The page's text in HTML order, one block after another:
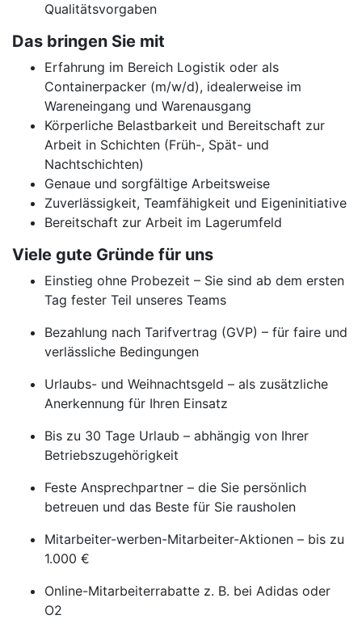
Qualitätsvorgaben
Das bringen Sie mit
Erfahrung im Bereich Logistik oder als
Containerpacker (m/w/d), idealerweise im
Wareneingang und Warenausgang
Körperliche Belastbarkeit und Bereitschaft zur
Arbeit in Schichten (Früh-, Spät- und
Nachtschichten)
Genaue und sorgfältige Arbeitsweise
Zuverlässigkeit, Teamfähigkeit und Eigeninitiative
Bereitschaft zur Arbeit im Lagerumfeld
Viele gute Gründe für uns
Einstieg ohne Probezeit – Sie sind ab dem ersten
Tag fester Teil unseres Teams
Bezahlung nach Tarifvertrag (GVP) – für faire und
verlässliche Bedingungen
Urlaubs- und Weihnachtsgeld – als zusätzliche
Anerkennung für Ihren Einsatz
Bis zu 30 Tage Urlaub – abhängig von Ihrer
Betriebszugehörigkeit
Feste Ansprechpartner – die Sie persönlich
betreuen und das Beste für Sie rausholen
Mitarbeiter-werben-Mitarbeiter-Aktionen – bis zu
1.000 €
Online-Mitarbeiterrabatte z. B. bei Adidas oder
O2